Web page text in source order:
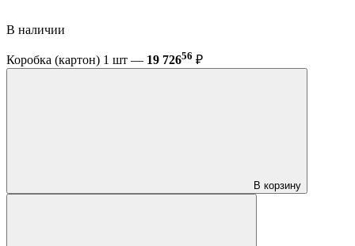
В наличии
Коробка (картон) 1 шт — 19 72656 ₽
В корзину